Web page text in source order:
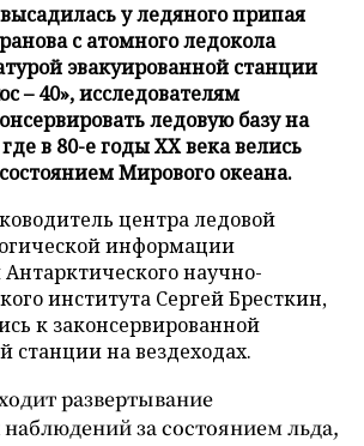
у ледяного припая
с атомного ледокола
эвакуированной станции
– 40», исследователям
ледовую базу на
в 80-е годы XX века велись
Мирового океана.
центра ледовой
информации
научно-
института Сергей Бресткин,
к законсервированной
станции на вездеходах.
развертывание
за состоянием льда,